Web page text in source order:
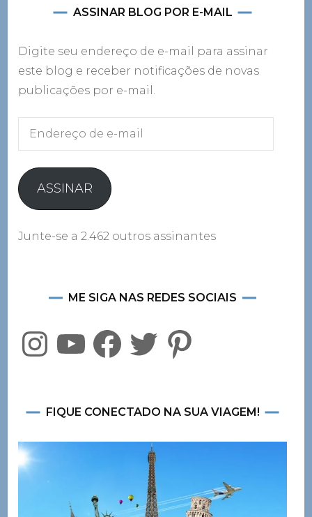
ASSINAR BLOG POR E-MAIL
Digite seu endereço de e-mail para assinar
este blog e receber notificações de novas
publicações por e-mail.
Endereço
mailASSINAR
Junte-se a 2.462 outros assinantes
ME SIGA NAS REDES SOCIAIS
InstagramYouTubeFacebookTwitter Pinterest
FIQUE CONECTADO NA SUA VIAGEM!